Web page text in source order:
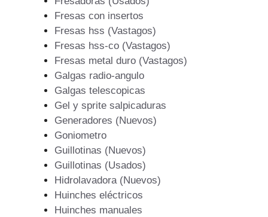
Fresas con insertos
Fresas hss (Vastagos)
Fresas hss-co (Vastagos)
Fresas metal duro (Vastagos)
Galgas radio-angulo
Galgas telescopicas
Gel y sprite salpicaduras
Generadores (Nuevos)
Goniometro
Guillotinas (Nuevos)
Guillotinas (Usados)
Hidrolavadora (Nuevos)
Huinches eléctricos
Huinches manuales